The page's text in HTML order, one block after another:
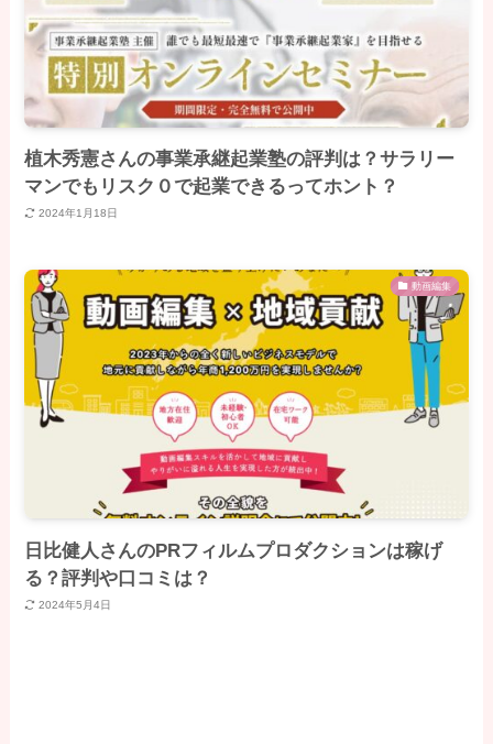
植木秀憲さんの事業承継起業塾の評判は？サラリー
マンでもリスク０で起業できるってホント？
2024年1月18日
動画編集
日比健人さんのPRフィルムプロダクションは稼げ
る？評判や口コミは？
2024年5月4日